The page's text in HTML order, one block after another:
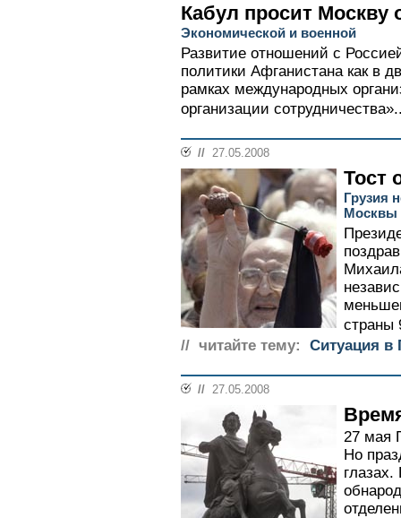
Кабул просит Москву
Экономической и военной
Развитие отношений с
политики Афганистана как в
рамках международных
организации
// 27.05.2008
Тост
Грузия
Москвы
страны
// читайте тему:
Ситуация в
// 27.05.2008
27 мая
Но